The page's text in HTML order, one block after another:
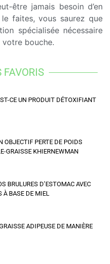
être jamais besoin d’en
faites, vous saurez que
spécialisée nécessaire
bouche.
FAVORIS
CE UN PRODUIT DÉTOXIFIANT
OBJECTIF PERTE DE POIDS
GRAISSE KHIERNEWMAN
BRULURES D’ESTOMAC AVEC
À BASE DE MIEL
ADIPEUSE DE MANIÈRE